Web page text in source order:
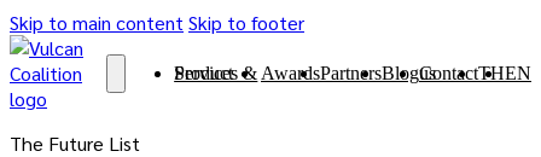
Skip to main content Skip to footer
Services & Product AwardsPartnersBlogContact us THEN
The Future List